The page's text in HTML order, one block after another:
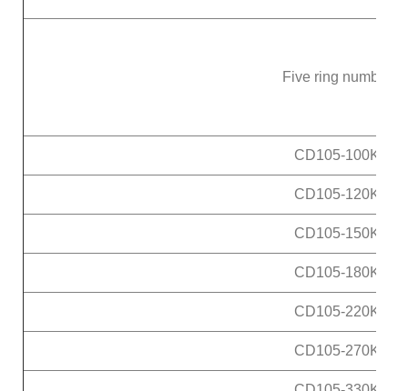
Five ring number
CD105-100K
CD105-120K
CD105-150K
CD105-180K
CD105-220K
CD105-270K